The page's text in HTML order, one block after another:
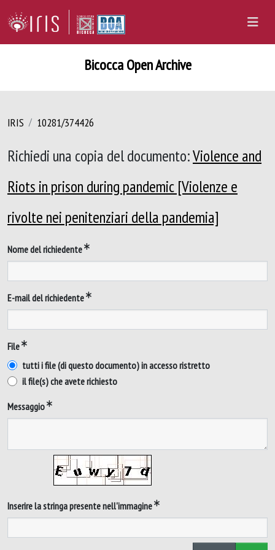
Bicocca Open Archive
IRIS 10281/374426
Richiedi una copia del documento:Violence and
Riots in prison during pandemic [Violenze e
rivolte nei penitenziari della pandemia]
Nome del richiedente
E-mail del richiedente
File
tutti i file (di questo documento) in accesso ristretto
il file(s) che avete richiesto
Messaggio
Inserire la stringa presente nell'immagine